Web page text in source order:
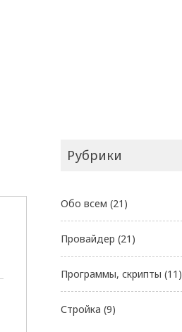
Рубрики
Обо всем (21)
Провайдер (21)
Программы, скрипты (11)
Стройка (9)